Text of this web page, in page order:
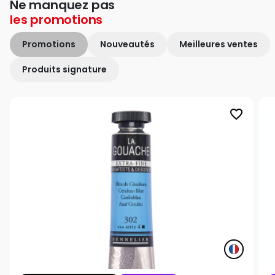
Ne manquez pas
les promotions
Promotions Nouveautés Meilleures ventes
Produits signature
favorite_border